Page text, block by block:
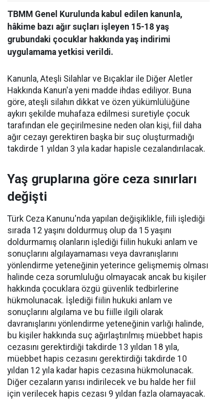
TBMM Genel Kurulunda kabul edilen kanunla,
hâkime bazı ağır suçları işleyen 15-18 yaş
grubundaki çocuklar hakkında yaş indirimi
uygulamama yetkisi verildi.
Kanunla, Ateşli Silahlar ve Bıçaklar ile Diğer Aletler
Hakkında Kanun'a yeni madde ihdas ediliyor. Buna
göre, ateşli silahın dikkat ve özen yükümlülüğüne
aykırı şekilde muhafaza edilmesi suretiyle çocuk
tarafından ele geçirilmesine neden olan kişi, fiil daha
ağır cezayı gerektiren başka bir suç oluşturmadığı
takdirde 1 yıldan 3 yıla kadar hapisle cezalandırılacak.
Yaş gruplarına göre ceza sınırları
değişti
Türk Ceza Kanunu'nda yapılan değişiklikle, fiili işlediği
sırada 12 yaşını doldurmuş olup da 15 yaşını
doldurmamış olanların işlediği fiilin hukuki anlam ve
sonuçlarını algılayamaması veya davranışlarını
yönlendirme yeteneğinin yeterince gelişmemiş olması
halinde ceza sorumluluğu olmayacak ancak bu kişiler
hakkında çocuklara özgü güvenlik tedbirlerine
hükmolunacak. İşlediği fiilin hukuki anlam ve
sonuçlarını algılama ve bu fiille ilgili olarak
davranışlarını yönlendirme yeteneğinin varlığı halinde,
bu kişiler hakkında suç ağırlaştırılmış müebbet hapis
cezasını gerektirdiği takdirde 13 yıldan 18 yıla,
müebbet hapis cezasını gerektirdiği takdirde 10
yıldan 12 yıla kadar hapis cezasına hükmolunacak.
Diğer cezaların yarısı indirilecek ve bu halde her fiil
için verilecek hapis cezası 9 yıldan fazla olamayacak.